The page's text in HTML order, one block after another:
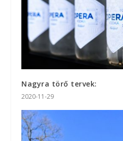
Nagyra törő tervek:
2020-11-29